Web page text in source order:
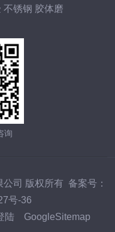
不锈钢 胶体磨
询
司 版权所有 备案号：
号-36
陆 GoogleSitemap